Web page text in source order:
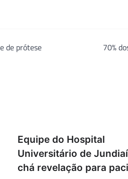
de prótese
70%
Equipe do Hospital
Universitário de
chá revelação para